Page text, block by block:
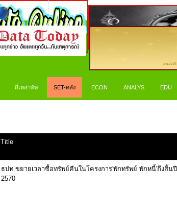
สี่เหล่าทัพ SET-คลัง ECON ANALYS EDU
Title
ธปท.ขยายเวลาซื้อทรัพย์คืนในโครงการ'พักทรัพย์ พักหนี้'ถึงสิ้นปี
2570